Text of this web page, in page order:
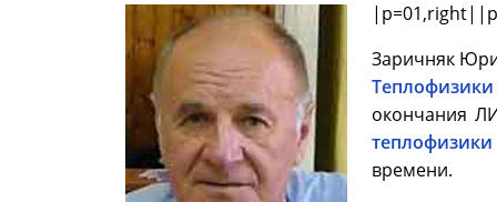
Заричняк
Теплофизики
окончания
времени.